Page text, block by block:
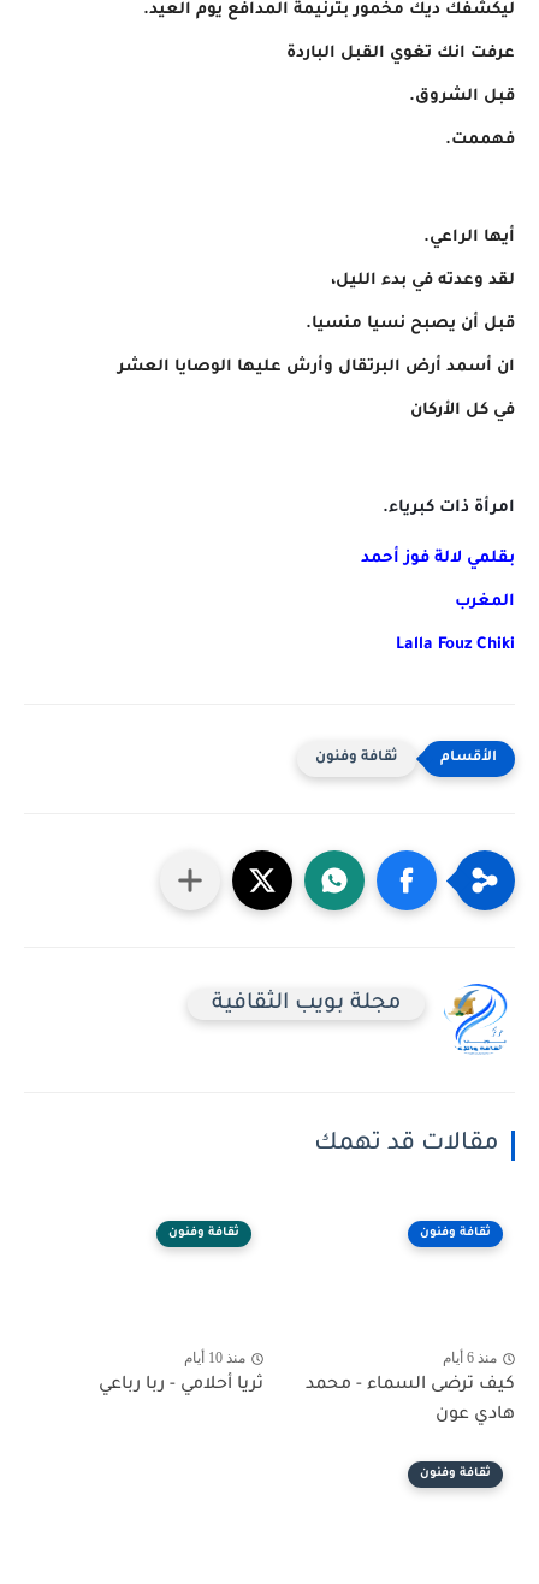
ليكشفك ديك مخمور بترنيمة المدافع يوم العيد.
عرفت انك تغوي القبل الباردة
قبل الشروق.
فهممت.
أيها الراعي.
لقد وعدته في بدء الليل،
قبل أن يصبح نسيا منسيا.
ان أسمد أرض البرتقال وأرش عليها الوصايا العشر
في كل الأركان
امرأة ذات كبرياء.
بقلمي لالة فوز أحمد
المغرب
Lalla Fouz Chiki
ثقافة وفنون
مجلة بويب الثقافية
مقالات قد تهمك
ثقافة وفنون
منذ 6 أيام
كيف ترضى السماء - محمد
هادي عون
ثقافة وفنون
منذ 10 أيام
ثريا أحلامي - ربا رباعي
ثقافة وفنون